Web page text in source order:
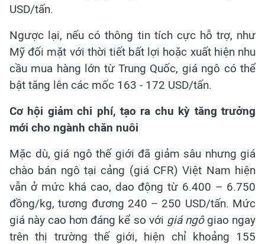
USD/tấn.
Ngược lại, nếu có thông tin tích cực hỗ trợ, như
Mỹ đối mặt với thời tiết bất lợi hoặc xuất hiện nhu
cầu mua hàng lớn từ Trung Quốc, giá ngô có thể
bật tăng lên các mốc 163 - 172 USD/tấn.
Cơ hội giảm chi phí, tạo ra chu kỳ tăng trưởng
mới cho ngành chăn nuôi
Mặc dù, giá ngô thế giới đã giảm sâu nhưng giá
chào bán ngô tại cảng (giá CFR) Việt Nam hiện
vẫn ở mức khá cao, dao động từ 6.400 – 6.750
đồng/kg, tương đương 240 – 250 USD/tấn. Mức
giá này cao hơn đáng kể so với giá ngôgiao ngay
trên thị trường thế giới, hiện chỉ khoảng 155